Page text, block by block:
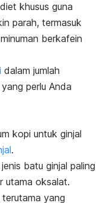
khusus guna
parah, termasuk
berkafein
dalam jumlah
perlu Anda
kopi untuk ginjal
.
batu ginjal paling
utama oksalat.
yang